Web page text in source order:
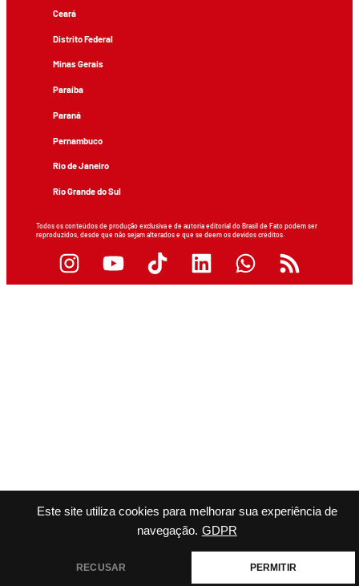
Este site utiliza cookies para melhorar sua experiência de
navegação. GDPR
RECUSAR PERMITIR
Ceará
Distrito Federal
Minas Gerais
Paraíba
Paraná
Pernambuco
Rio de Janeiro
Rio Grande do Sul
Todos os conteúdos de produção exclusiva e de autoria editorial do Brasil de Fato podem ser
reproduzidos, desde que não sejam alterados e que se deem os devidos créditos.